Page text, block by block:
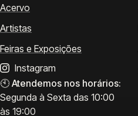
Acervo
Artistas
Feiras e Exposições
Instagram
🕙 Atendemos nos horários:
Segunda à Sexta das 10:00
às 19:00